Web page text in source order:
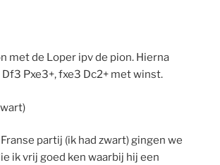
met de Loper ipv de pion. Hierna
Pxe3+, fxe3 Dc2+ met winst.
partij (ik had zwart) gingen we
ik vrij goed ken waarbij hij een